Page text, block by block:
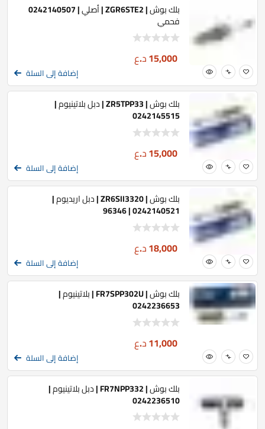
بلك بوش | ZGR6STE2 | أصلي | 0242140507
فحمي
15,000د.ع
إضافة إلى السلة
بلك بوش | ZR5TPP33 | دبل بلاتينيوم |
0242145515
15,000د.ع
إضافة إلى السلة
بلك بوش | ZR6SII3320 | دبل اريديوم |
0242140521 | 96346
18,000د.ع
إضافة إلى السلة
بلك بوش | FR7SPP302U | بلاتينيوم |
0242236653
11,000د.ع
إضافة إلى السلة
بلك بوش | FR7NPP332 | دبل بلاتينيوم |
0242236510